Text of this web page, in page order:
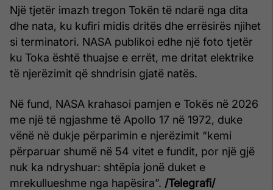
Një tjetër imazh tregon Tokën të ndarë nga dita
dhe nata, ku kufiri midis dritës dhe errësirës njihet
si terminatori. NASA publikoi edhe një foto tjetër
ku Toka është thuajse e errët, me dritat elektrike
të njerëzimit që shndrisin gjatë natës.
Në fund, NASA krahasoi pamjen e Tokës në 2026
me një të ngjashme të Apollo 17 në 1972, duke
vënë në dukje përparimin e njerëzimit “kemi
përparuar shumë në 54 vitet e fundit, por një gjë
nuk ka ndryshuar: shtëpia jonë duket e
mrekullueshme nga hapësira”. /Telegrafi/